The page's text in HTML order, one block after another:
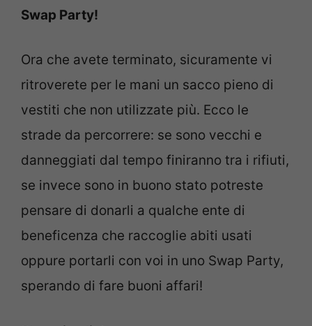
Swap Party!
Ora che avete terminato, sicuramente vi
ritroverete per le mani un sacco pieno di
vestiti che non utilizzate più. Ecco le
strade da percorrere: se sono vecchi e
danneggiati dal tempo finiranno tra i rifiuti,
se invece sono in buono stato potreste
pensare di donarli a qualche ente di
beneficenza che raccoglie abiti usati
oppure portarli con voi in uno Swap Party,
sperando di fare buoni affari!